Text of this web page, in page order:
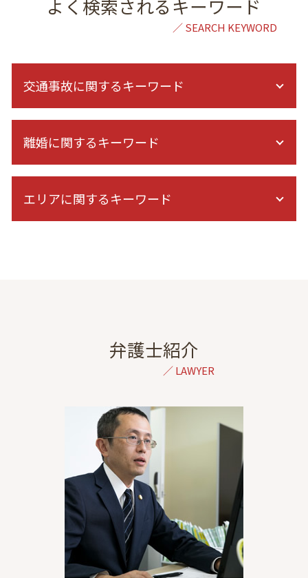
よく検索されるキーワード
交通事故に関するキーワード
交通事故後 症状
後遺障害 症状
症状固定 診断書
示談交渉 自分で
高次脳機能障害 症状固定
後遺障害 診断書 症状固定 日
逸失利益とは
症状固定後 治療費
飛び出し 事故
通院費 事故
離婚に関するキーワード
婚姻費用 別居
単身赴任 浮気
調停 不調 訴訟
養育費 調停
離婚 弁護士 必要書類
離婚 慰謝料 精神的苦痛
民法 親権
離婚 弁護士を立てて話し合い
経済的dv 共働き
協議離婚とは
家庭 裁判所 調停
エリアに関するキーワード
刑事事件 弁護士 相談 港区
自己破産 弁護士 相談 港区
結婚詐欺 弁護士 相談 東京
離婚 弁護士 相談 埼玉
金銭トラブル 弁護士 相談 東京
成年後見 弁護士 相談 港区
離婚 弁護士 相談 神奈川
不動産トラブル 弁護士 相談 東京
出会い系詐欺 弁護士 相談 東京
債務整理 弁護士 相談 東京
債務整理 弁護士 相談 港区
成年後見 弁護士 相談 東京
金銭トラブル 弁護士 相談 港区
弁護士紹介